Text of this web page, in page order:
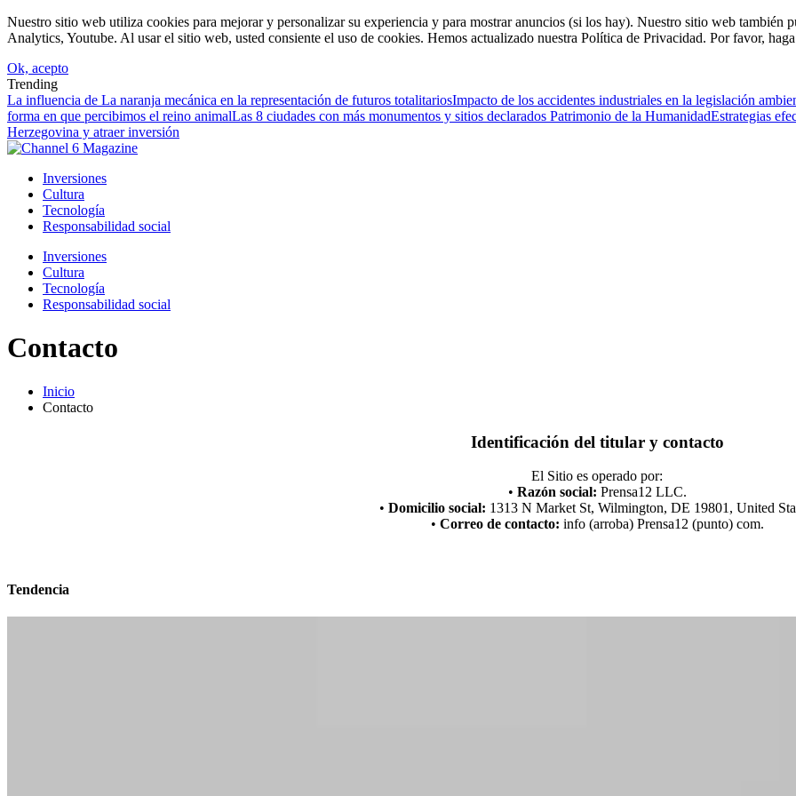
Nuestro sitio web utiliza cookies para mejorar y personalizar su experiencia y para mostrar anuncios (si los hay). Nuestro sitio web también
Analytics, Youtube. Al usar el sitio web, usted consiente el uso de cookies. Hemos actualizado nuestra Política de Privacidad. Por favor,
Ok, acepto
Trending
La influencia de La naranja mecánica en la representación de futuros totalitariosImpacto de los accidentes industriales en la legislación
forma en que percibimos el reino animalLas 8 ciudades con más monumentos y sitios declarados Patrimonio de la HumanidadEstrategias
Herzegovina y atraer inversión
Inversiones
Cultura
Tecnología
Responsabilidad social
Inversiones
Cultura
Tecnología
Responsabilidad social
Contacto
Inicio
Contacto
Identificación del titular y contacto
El Sitio es operado por:
• Razón social: Prensa12 LLC.
• Domicilio social: 1313 N Market St, Wilmington, DE 19801, United
• Correo de contacto: info (arroba) Prensa12 (punto) com.
Tendencia